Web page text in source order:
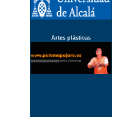
Artes plásticas